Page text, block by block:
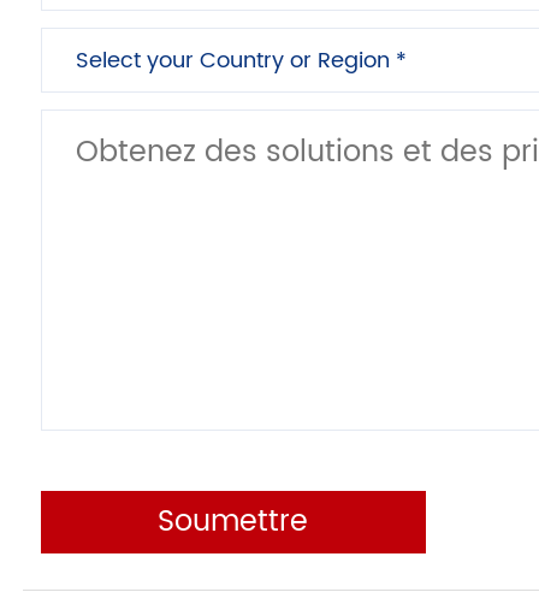
Soumettre